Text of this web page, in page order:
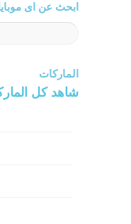
ابحث عن اى
الماركات
شاهد كل